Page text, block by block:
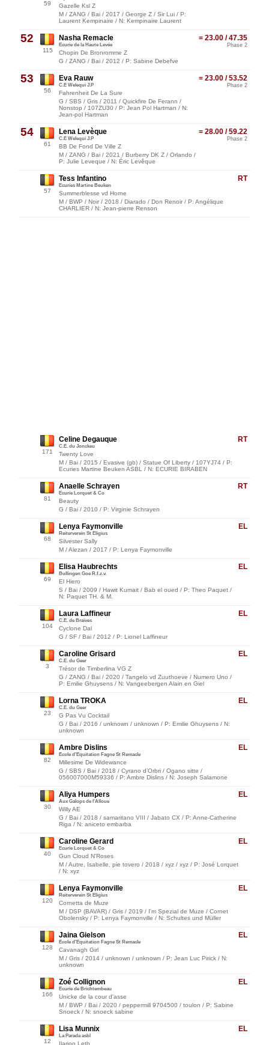
59
Gazelle Ksl Z
M / ZANG / Bai / 2017 / George Z / Sir Lui / P:
Laurent Kempinaire / N: Kempinaire Laurent
52
115
= 23.00 / 47.35
Phase 2
Nasha Remacle
Ecurie de la Haute Levée
Chopin De Bronromme Z
G / ZANG / Bai / 2012 / P: Sabine Debefve
53
56
= 23.00 / 53.52
Phase 2
Eva Rauw
C.E Welequi J.P
Fahrenheit De La Sure
G / SBS / Gris / 2011 / Quickfire De Ferann /
Nonstop / 107ZU30 / P: Jean Pol Hartman / N:
Jean-pol Hartman
54
61
= 28.00 / 59.22
Phase 2
Lena Levèque
C.E Welequi J.P
BB De Fond De Ville Z
M / ZANG / Bai / 2021 / Burberry DK Z / Orlando /
P: Julie Leveque / N: Éric Levêque
57
RT
Tess Infantino
Ecuries Martine Beuken
Summerblesse vd Horne
M / BWP / Noir / 2018 / Diarado / Don Renoir / P: Angélique
CHARLIER / N: Jean-pierre Renson
171
RT
Celine Degauque
C.E. du Jonckeu
Twenty Love
M / Bai / 2015 / Evasive (gb) / Statue Of Liberty / 107YJ74 / P:
Ecuries Martine Beuken ASBL / N: ECURIE BIRABEN
81
RT
Anaelle Schrayen
Ecurie Lorquet & Co
Beauty
G / Bai / 2010 / P: Virginie Schrayen
68
EL
Lenya Faymonville
Reiterverein St Eligius
Silvester Sally
M / Alezan / 2017 / P: Lenya Faymonville
69
EL
Elisa Haubrechts
Bullingen Goe R.f.z.v.
El Hiero
S / Bai / 2009 / Hawit Kumait / Bab el oued / P: Theo Paquet /
N: Paquet TH. & M.
104
EL
Laura Laffineur
C.E. de Braives
Cyclone Dal
G / SF / Bai / 2012 / P: Lionel Laffineur
3
EL
Caroline Grisard
C.E. du Geer
Trésor de Timberlina VG Z
G / ZANG / Bai / 2020 / Tangelo vd Zuuthoeve / Numero Uno /
P: Emilie Ghuysens / N: Vangeebergen Alain en Giel
23
EL
Lorna TROKA
C.E. du Geer
G Pas Vu Cocktail
G / Bai / 2016 / unknown / unknown / P: Emilie Ghuysens / N:
unknown
82
EL
Ambre Dislins
Ecole d'Equitation Fagne St Remacle
Millesime De Widewance
G / SBS / Bai / 2018 / Cyrano d’Orbri / Ogano sitte /
056007000M59336 / P: Ambre Dislins / N: Joseph Salamone
30
EL
Aliya Humpers
Aux Galops de l'Alloue
Willy AE
G / Bai / 2018 / samaritano VIII / Jabato CX / P: Anne-Catherine
Riga / N: aniceto embarba
40
EL
Caroline Gerard
Ecurie Lorquet & Co
Gun Cloud N'Roses
M / Autre, Isabelle, pie tovero / 2018 / xyz / xyz / P: José Lorquet
/ N: xyz
120
EL
Lenya Faymonville
Reiterverein St Eligius
Cornetta de Muze
M / DSP (BAVAR) / Gris / 2019 / I'm Spezial de Muze / Cornet
Obolensky / P: Lenya Faymonville / N: Schultes und Müller
128
EL
Jaina Gielson
Ecole d'Equitation Fagne St Remacle
Cavanagh Girl
M / Gris / 2014 / unknown / unknown / P: Jean Luc Pirick / N:
unknown
166
EL
Zoé Collignon
Ecurie de Brichtembeau
Unicke de la cour d'asse
M / BWP / Bai / 2020 / peppermill 9704500 / toulon / P: Sabine
Snoeck / N: snoeck sabine
12
EL
Lisa Munnix
La Parada asbl
Ilarion Leth